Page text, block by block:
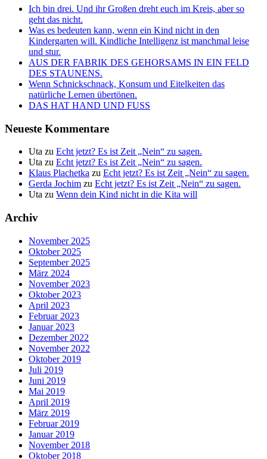
Ich bin drei. Und ihr Großen dreht euch im Kreis, aber so
geht das nicht.
Was es bedeuten kann, wenn ein Kind nicht in den
Kindergarten will. Kindliche Intelligenz ist manchmal leise
und stur.
AUS DER FABRIK DES GEHORSAMS IN EIN FELD
DES STAUNENS.
Wenn Schnickschnack, Konsum und Eitelkeiten das
natürliche Lernen übertönen.
DAS HAT HAND UND FUSS
Neueste Kommentare
Uta zu Echt jetzt? Es ist Zeit „Nein“ zu sagen.
Uta zu Echt jetzt? Es ist Zeit „Nein“ zu sagen.
Klaus Plachetka zu Echt jetzt? Es ist Zeit „Nein“ zu sagen.
Gerda Jochim zu Echt jetzt? Es ist Zeit „Nein“ zu sagen.
Uta zu Wenn dein Kind nicht in die Kita will
Archiv
November 2025
Oktober 2025
September 2025
März 2024
November 2023
Oktober 2023
April 2023
Februar 2023
Januar 2023
Dezember 2022
November 2022
Oktober 2019
Juli 2019
Juni 2019
Mai 2019
April 2019
März 2019
Februar 2019
Januar 2019
November 2018
Oktober 2018